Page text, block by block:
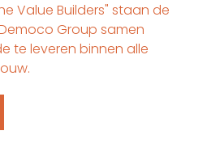
Value Builders" staan de
Group samen
te leveren binnen alle